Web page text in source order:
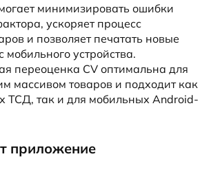
минимизировать ошибки
ускоряет процесс
и позволяет печатать новые
устройства.
переоценка CV оптимальна для
массивом товаров и подходит как
ТСД, так и для мобильных Android-
приложение